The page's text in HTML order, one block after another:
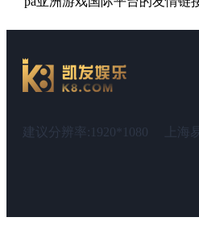
建议分辨率:1920*1080 上海